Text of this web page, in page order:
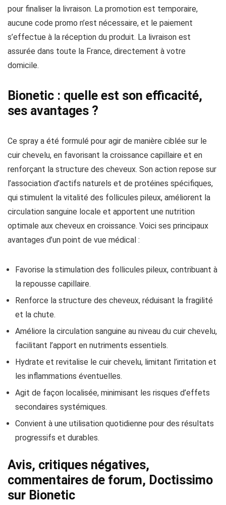
pour finaliser la livraison. La promotion est temporaire,
aucune code promo n’est nécessaire, et le paiement
s’effectue à la réception du produit. La livraison est
assurée dans toute la France, directement à votre
domicile.
Bionetic : quelle est son efficacité,
ses avantages ?
Ce spray a été formulé pour agir de manière ciblée sur le
cuir chevelu, en favorisant la croissance capillaire et en
renforçant la structure des cheveux. Son action repose sur
l’association d’actifs naturels et de protéines spécifiques,
qui stimulent la vitalité des follicules pileux, améliorent la
circulation sanguine locale et apportent une nutrition
optimale aux cheveux en croissance. Voici ses principaux
avantages d’un point de vue médical :
Favorise la stimulation des follicules pileux, contribuant à
la repousse capillaire.
Renforce la structure des cheveux, réduisant la fragilité
et la chute.
Améliore la circulation sanguine au niveau du cuir chevelu,
facilitant l’apport en nutriments essentiels.
Hydrate et revitalise le cuir chevelu, limitant l’irritation et
les inflammations éventuelles.
Agit de façon localisée, minimisant les risques d’effets
secondaires systémiques.
Convient à une utilisation quotidienne pour des résultats
progressifs et durables.
Avis, critiques négatives,
commentaires de forum, Doctissimo
sur Bionetic